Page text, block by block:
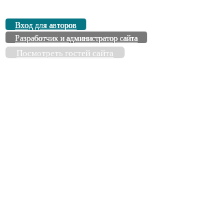
Вход для авторов
Разработчик и администратор сайта
Посмотреть гостей сайта